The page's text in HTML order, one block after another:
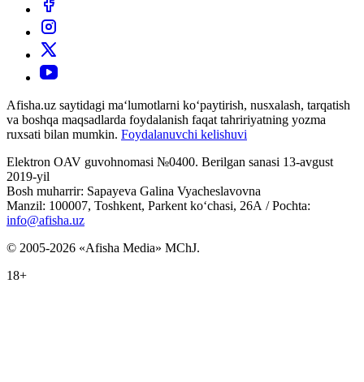
Afisha.uz saytidagi ma‘lumotlarni ko‘paytirish, nusxalash, tarqatish
va boshqa maqsadlarda foydalanish faqat tahririyatning yozma
ruxsati bilan mumkin. Foydalanuvchi kelishuvi
Elektron OAV guvohnomasi №0400. Berilgan sanasi 13-avgust
2019-yil
Bosh muharrir: Sapayeva Galina Vyacheslavovna
Manzil: 100007, Toshkent, Parkent ko‘chasi, 26А / Pochta:
info@afisha.uz
© 2005-2026 «Afisha Media» MChJ.
18+